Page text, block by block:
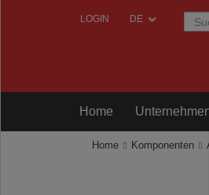
LOGIN
Home
Home Komponenten